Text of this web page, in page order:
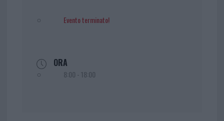
Evento terminato!
ORA
8:00 - 18:00